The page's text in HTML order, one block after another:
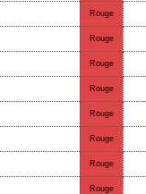
Rouge
Rouge
Rouge
Rouge
Rouge
Rouge
Rouge
Rouge